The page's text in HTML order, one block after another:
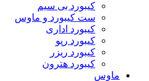
کیبورد بی سیم
ست کیبورد و ماوس
کیبورد اداری
کیبورد رپو
کیبورد ریزر
کیبورد هترون
ماوس